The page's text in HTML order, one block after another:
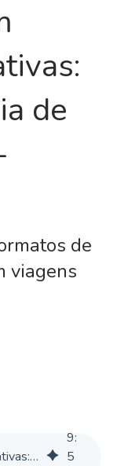
de
de
viagens
Alimentação em viagens corporativas: reembolso ou vale-refeição?
9:
5